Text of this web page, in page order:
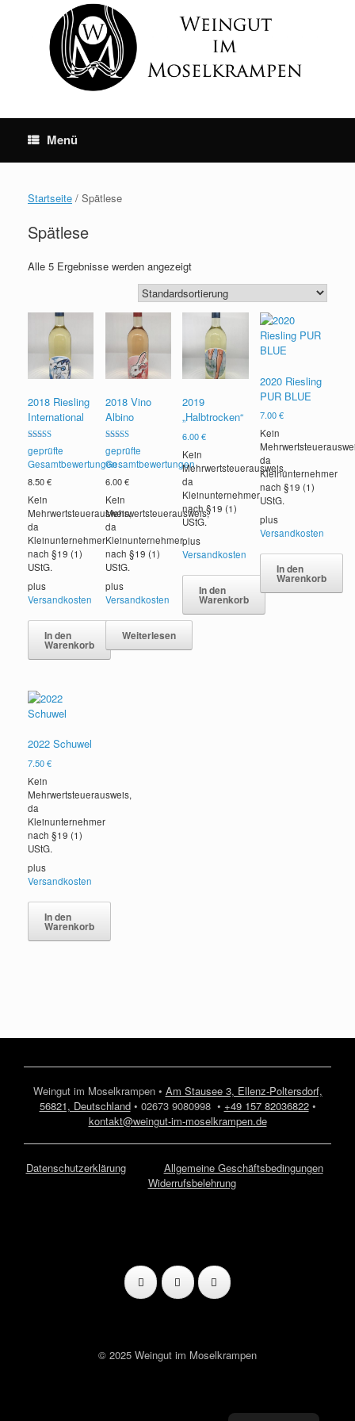
Menü
Startseite / Spätlese
Spätlese
Alle 5 Ergebnisse werden angezeigt
2018 Riesling
International
Bewertet mit
5.00
von 5
geprüfte
Gesamtbewertungen
8.50€
Kein
Mehrwertsteuerausweis,
da
Kleinunternehmer
nach §19 (1)
UStG.
plus
Versandkosten
In den
Warenkorb
2018 Vino
Albino
Bewertet mit
5.00
von 5
geprüfte
Gesamtbewertungen
6.00€
Kein
Mehrwertsteuerausweis,
da
Kleinunternehmer
nach §19 (1)
UStG.
plus
Versandkosten
Weiterlesen
2019
„Halbtrocken“
6.00€
Kein
Mehrwertsteuerausweis,
da
Kleinunternehmer
nach §19 (1)
UStG.
plus
Versandkosten
In den
Warenkorb
2020 Riesling
PUR BLUE
7.00€
Kein
da
Kleinunternehmer
nach §19 (1)
UStG.
plus
Versandkosten
In den
Warenkorb
2022 Schuwel
7.50€
Kein
Mehrwertsteuerausweis,
da
Kleinunternehmer
nach §19 (1)
UStG.
plus
Versandkosten
In den
Warenkorb
Weingut im Moselkrampen • Am Stausee 3, Ellenz-Poltersdorf,
56821, Deutschland• 02673 9080998 • +49 157 82036822•
kontakt@weingut-im-moselkrampen.de
Datenschutzerklärung
Allgemeine Geschäftsbedingungen
Widerrufsbelehrung
© 2025 Weingut im Moselkrampen